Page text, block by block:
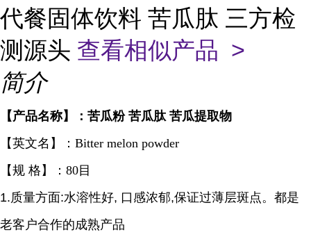
代餐固体饮料 苦瓜肽 三方检
测源头 查看相似产品 >
简介
【产品名称】：苦瓜粉 苦瓜肽 苦瓜提取物
【英文名】： Bitter melon powder
【规 格】：80目
1.质量方面:水溶性好, 口感浓郁,保证过薄层斑点。都是
老客户合作的成熟产品